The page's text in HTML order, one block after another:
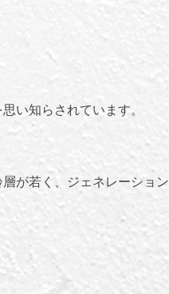
い知らされています。
が若く、ジェネレーション